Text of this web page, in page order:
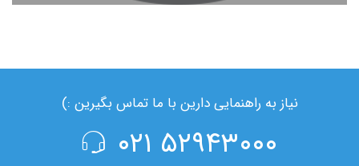
مشاهده ادامه مطلب
نیاز به راهنمایی دارین با ما تماس بگیرین :)
۵۲۹۴۳۰۰۰ ۰۲۱